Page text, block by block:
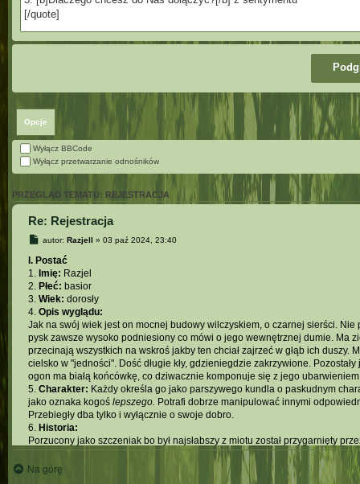
Opcje
Wyłącz BBCode
Wyłącz przetwarzanie odnośników
PRZEGLĄD TEMATU: REJESTRACJA
Re: Rejestracja
autor:Razjell » 03 paź 2024, 23:40
I. Postać
1. Imię: Razjel
2. Płeć: basior
3. Wiek: dorosły
4. Opis wyglądu:
Jak na swój wiek jest on mocnej budowy wilczyskiem, o czarnej sierści.
pysk zawsze wysoko podniesiony co mówi o jego wewnętrznej dumie. Ma
przecinają wszystkich na wskroś jakby ten chciał zajrzeć w głąb ich duszy.
cielsko w "jedności". Dość długie kły, gdzieniegdzie zakrzywione.
ogon ma białą końcówkę, co dziwacznie komponuje się z jego
5. Charakter: Każdy określa go jako parszywego kundla o paskudnym
jako oznaka kogoś lepszego. Potrafi dobrze manipulować innymi
Przebiegły dba tylko i wyłącznie o swoje dobro.
6. Historia:
Porzucony jako szczeniak bo był najsłabszy z miotu został przygarnięty
syna. Kiedy ta została zamordowana przez ludzi i przerobiona na futro ten
Na górę